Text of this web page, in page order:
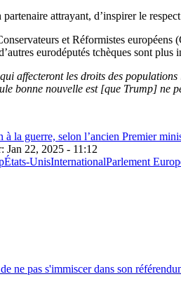
attrayant, d’inspirer le
et Réformistes
eurodéputés tchèques sont plus
affecteront les droits des
bonne nouvelle est [que Trump] ne
la guerre, selon l’ancien Premier
Jan 22, 2025 - 11:12
États-UnisInternationalParlement
ne pas s'immiscer dans son